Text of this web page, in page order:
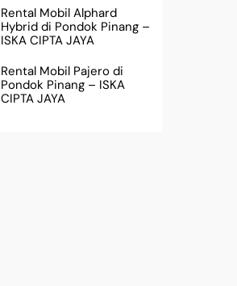
Rental Mobil Alphard
Hybrid di Pondok Pinang –
ISKA CIPTA JAYA
Rental Mobil Pajero di
Pondok Pinang – ISKA
CIPTA JAYA